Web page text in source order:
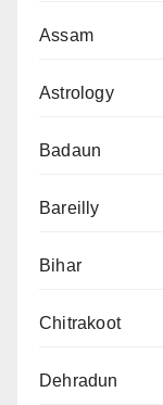
Assam
Astrology
Badaun
Bareilly
Bihar
Chitrakoot
Dehradun